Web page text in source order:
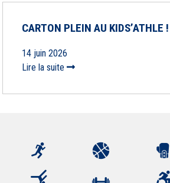
CARTON PLEIN AU KIDS’ATHLE !
14 juin 2026
Lire la suite